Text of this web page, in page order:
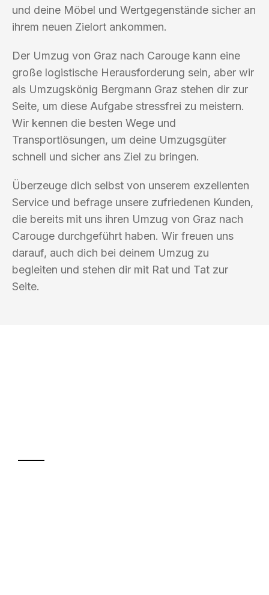
und deine Möbel und Wertgegenstände sicher an
ihrem neuen Zielort ankommen.
Der Umzug von Graz nach Carouge kann eine
große logistische Herausforderung sein, aber wir
als Umzugskönig Bergmann Graz stehen dir zur
Seite, um diese Aufgabe stressfrei zu meistern.
Wir kennen die besten Wege und
Transportlösungen, um deine Umzugsgüter
schnell und sicher ans Ziel zu bringen.
Überzeuge dich selbst von unserem exzellenten
Service und befrage unsere zufriedenen Kunden,
die bereits mit uns ihren Umzug von Graz nach
Carouge durchgeführt haben. Wir freuen uns
darauf, auch dich bei deinem Umzug zu
begleiten und stehen dir mit Rat und Tat zur
Seite.